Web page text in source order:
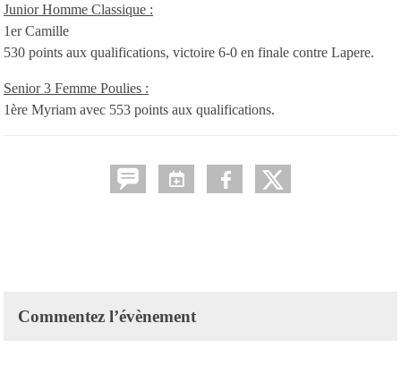
Junior Homme Classique :
1er Camille
530 points aux qualifications, victoire 6-0 en finale contre Lapere.
Senior 3 Femme Poulies :
1ère Myriam avec 553 points aux qualifications.
Commentez l’évènement